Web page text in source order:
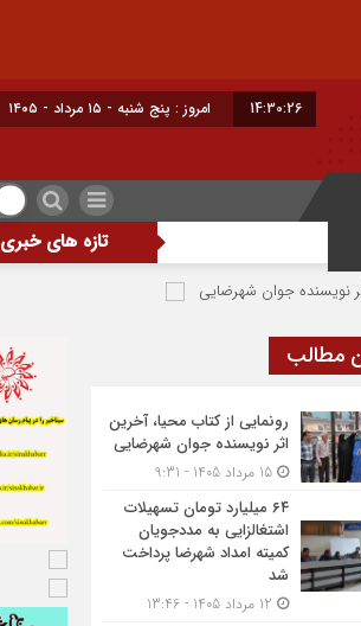
14:30:27 امروز : پنج شنبه - ۱۵ مرداد - ۱۴۰۵
تازه های خبری
شهرضایی ۶۴ میلیارد تومان تسهیلات اشتغالزایی به مددجویان کمیته امداد شهرضا پرداخت شد
مطالب
رونمایی از کتاب محیا، آخرین
اثر نویسنده جوان شهرضایی
۶۴ میلیارد تومان تسهیلات
اشتغالزایی به مددجویان
کمیته امداد شهرضا پرداخت
شد